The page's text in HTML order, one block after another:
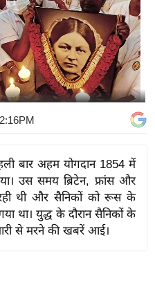
बार अहम योगदान 1854 में
उस समय ब्रिटेन, फ्रांस और
थी और सैनिकों को रूस के
था। युद्ध के दौरान सैनिकों के
से मरने की खबरें आई।